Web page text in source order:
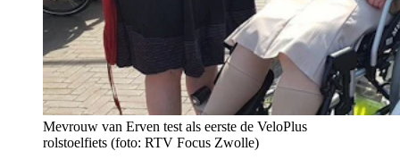
Mevrouw van Erven test als eerste de VeloPlus
rolstoelfiets (foto: RTV Focus Zwolle)